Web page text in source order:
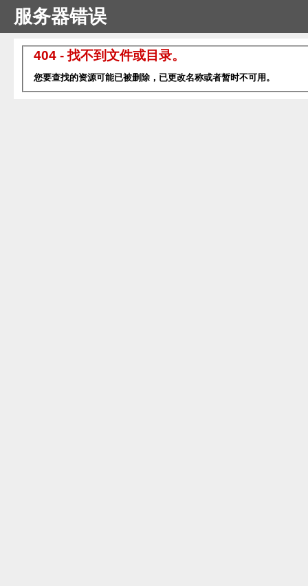
服务器错误
404 - 找不到文件或目录。
您要查找的资源可能已被删除，已更改名称或者暂时不可用。